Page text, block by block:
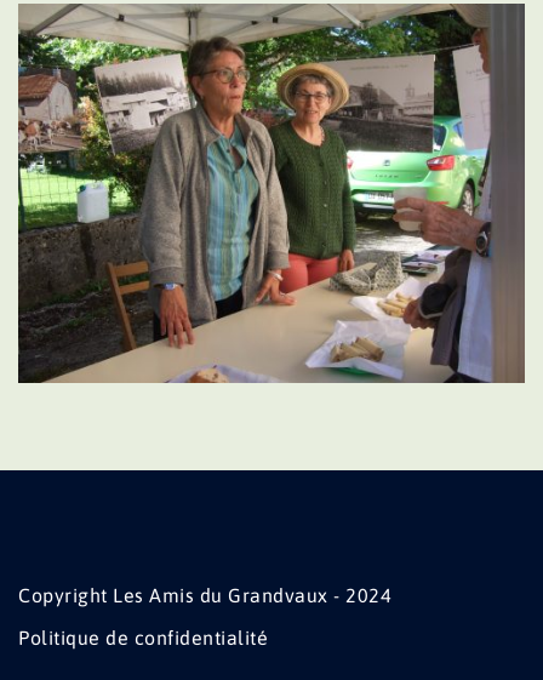
Copyright Les Amis du Grandvaux - 2024
Politique de confidentialité